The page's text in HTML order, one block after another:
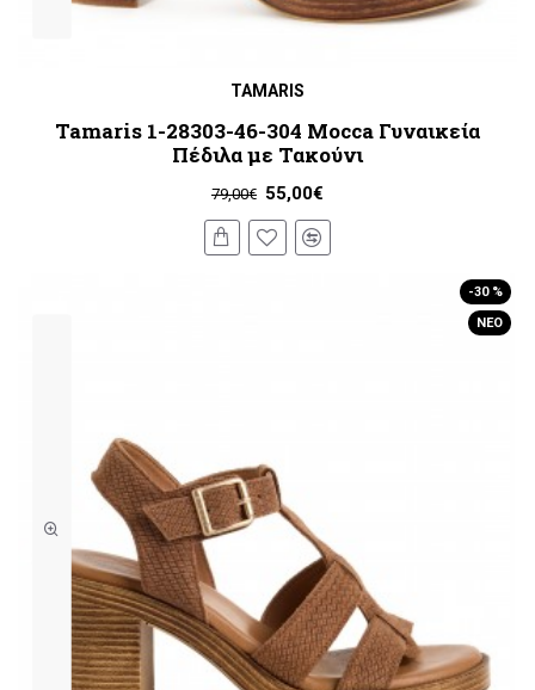
TAMARIS
Tamaris 1-28303-46-304 Mocca Γυναικεία
Πέδιλα με Τακούνι
55,00€
79,00€
ΝΈΟ
-30 %